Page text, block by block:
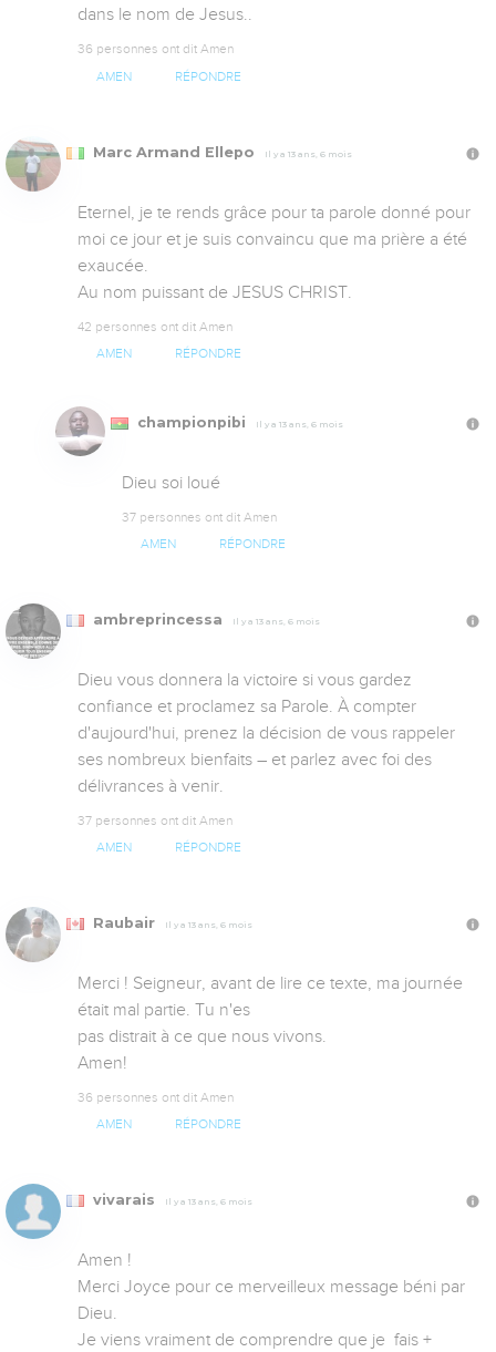
dans le nom de Jesus..
36 personnes ont dit Amen
AMEN RÉPONDRE
Marc Armand Ellepo Il y a 13 ans, 6 mois
Eternel, je te rends grâce pour ta parole donné pour
moi ce jour et je suis convaincu que ma prière a été
exaucée.
Au nom puissant de JESUS CHRIST.
42 personnes ont dit Amen
AMEN RÉPONDRE
championpibi Il y a 13 ans, 6 mois
Dieu soi loué
37 personnes ont dit Amen
AMEN RÉPONDRE
ambreprincessa Il y a 13 ans, 6 mois
Dieu vous donnera la victoire si vous gardez
confiance et proclamez sa Parole. À compter
d'aujourd'hui, prenez la décision de vous rappeler
ses nombreux bienfaits – et parlez avec foi des
délivrances à venir.
37 personnes ont dit Amen
AMEN RÉPONDRE
Raubair Il y a 13 ans, 6 mois
Merci ! Seigneur, avant de lire ce texte, ma journée
était mal partie. Tu n'es
pas distrait à ce que nous vivons.
Amen!
36 personnes ont dit Amen
AMEN RÉPONDRE
vivarais Il y a 13 ans, 6 mois
Amen !
Merci Joyce pour ce merveilleux message béni par
Dieu.
Je viens vraiment de comprendre que je  fais +